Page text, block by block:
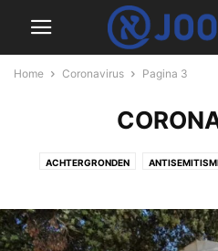
Home Coronavirus Pagina 3
ACHTERGRONDEN
DIVERS ECONOMIE & TECH
MILITAIR NIEUWSFLITS OPINIE &